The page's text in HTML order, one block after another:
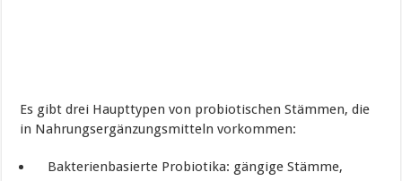
Es gibt drei Haupttypen von probiotischen Stämmen, die
in Nahrungsergänzungsmitteln vorkommen:
Bakterienbasierte Probiotika: gängige Stämme,